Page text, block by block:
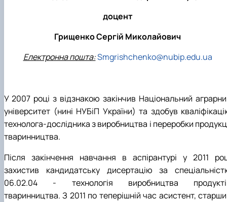
доцент
Грищенко Сергій Миколайович
Електронна пошта:Smgrishchenko@nubip.edu.ua
У 2007 році з відзнакою закінчив Національний
університет (нині НУБіП України) та здобув
технолога-дослідника з виробництва і переробки
тваринництва.
Після закінчення навчання в аспірантурі у 2011
захистив кандидатську дисертацію за
06.02.04 - технологія виробництва
тваринництва. З 2011 по теперішній час асистент,